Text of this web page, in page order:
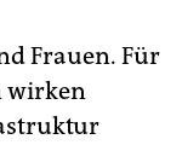
Frauen. Für
wirken